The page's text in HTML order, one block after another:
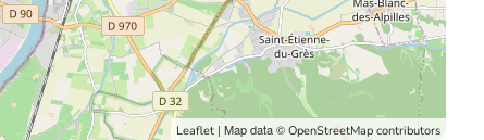
Leaflet | Map data ©OpenStreetMap contributors